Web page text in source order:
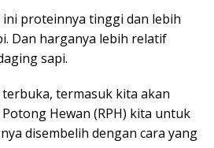
proteinnya tinggi dan lebih
Dan harganya lebih relatif
sapi.
terbuka, termasuk kita akan
Hewan (RPH) kita untuk
disembelih dengan cara yang